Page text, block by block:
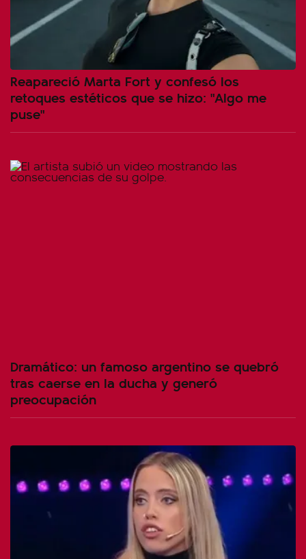
Reapareció Marta Fort y confesó los
retoques estéticos que se hizo: "Algo me
puse"
Dramático: un famoso argentino se quebró
tras caerse en la ducha y generó
preocupación